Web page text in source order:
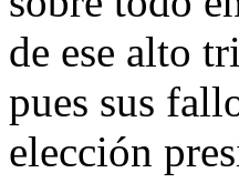
de ese alto
pues sus
elección